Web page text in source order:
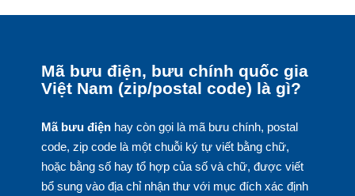
Mã bưu điện, bưu chính quốc gia
Việt Nam (zip/postal code) là gì?
Mã bưu điệnhay còn gọi là mã bưu chính, postal
code, zip code là một chuỗi ký tự viết bằng chữ,
hoặc bằng số hay tổ hợp của số và chữ, được viết
bổ sung vào địa chỉ nhận thư với mục đích xác định